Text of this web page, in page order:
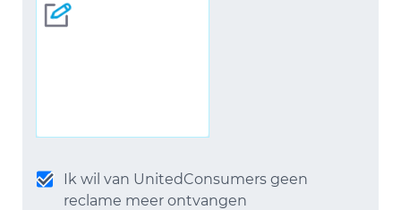
Ik wil van UnitedConsumers geen
reclame meer ontvangen